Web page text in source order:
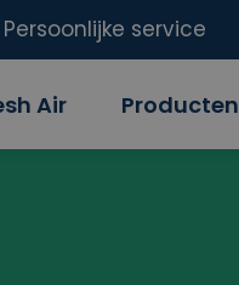
Persoonlijke service
Air Producten